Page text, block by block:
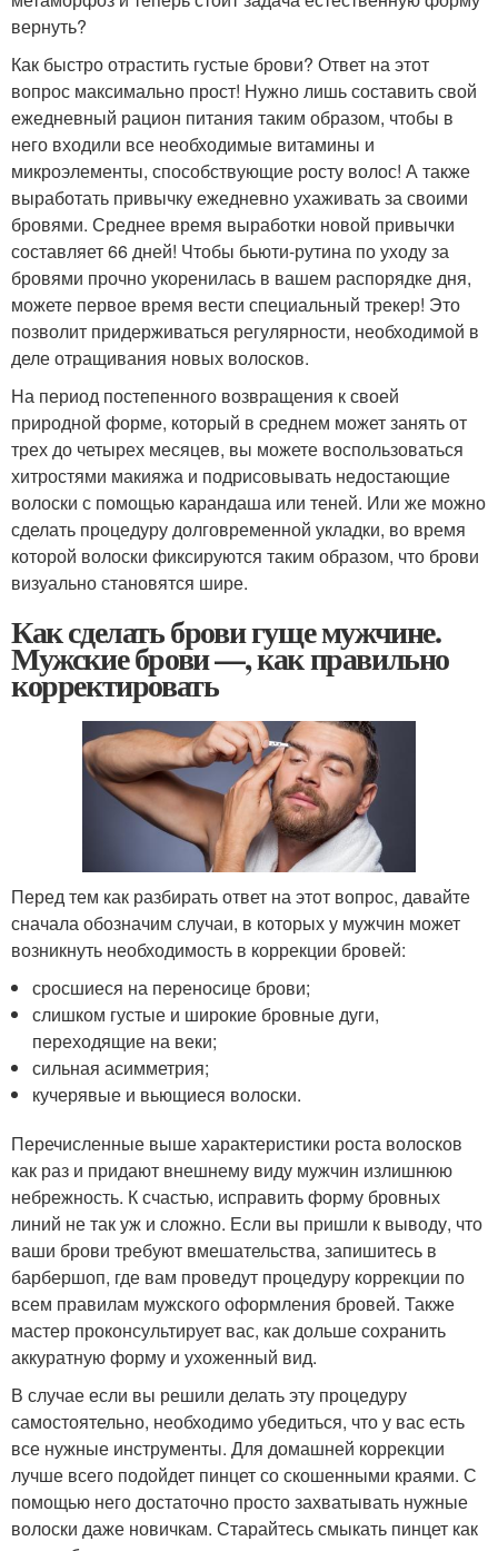
вернуть?
Как быстро отрастить густые брови? Ответ на этот
вопрос максимально прост! Нужно лишь составить свой
ежедневный рацион питания таким образом, чтобы в
него входили все необходимые витамины и
микроэлементы, способствующие росту волос! А также
выработать привычку ежедневно ухаживать за своими
бровями. Среднее время выработки новой привычки
составляет 66 дней! Чтобы бьюти-рутина по уходу за
бровями прочно укоренилась в вашем распорядке дня,
можете первое время вести специальный трекер! Это
позволит придерживаться регулярности, необходимой в
деле отращивания новых волосков.
На период постепенного возвращения к своей
природной форме, который в среднем может занять от
трех до четырех месяцев, вы можете воспользоваться
хитростями макияжа и подрисовывать недостающие
волоски с помощью карандаша или теней. Или же можно
сделать процедуру долговременной укладки, во время
которой волоски фиксируются таким образом, что брови
визуально становятся шире.
Как сделать брови гуще мужчине.
Мужские брови —, как правильно
корректировать
Перед тем как разбирать ответ на этот вопрос, давайте
сначала обозначим случаи, в которых у мужчин может
возникнуть необходимость в коррекции бровей:
сросшиеся на переносице брови;
слишком густые и широкие бровные дуги,
переходящие на веки;
сильная асимметрия;
кучерявые и вьющиеся волоски.
Перечисленные выше характеристики роста волосков
как раз и придают внешнему виду мужчин излишнюю
небрежность. К счастью, исправить форму бровных
линий не так уж и сложно. Если вы пришли к выводу, что
ваши брови требуют вмешательства, запишитесь в
барбершоп, где вам проведут процедуру коррекции по
всем правилам мужского оформления бровей. Также
мастер проконсультирует вас, как дольше сохранить
аккуратную форму и ухоженный вид.
В случае если вы решили делать эту процедуру
самостоятельно, необходимо убедиться, что у вас есть
все нужные инструменты. Для домашней коррекции
лучше всего подойдет пинцет со скошенными краями. С
помощью него достаточно просто захватывать нужные
волоски даже новичкам. Старайтесь смыкать пинцет как